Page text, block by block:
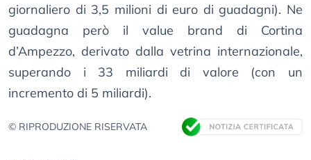
giornaliero di 3,5 milioni di euro di guadagni). Ne
guadagna però il value brand di Cortina
d’Ampezzo, derivato dalla vetrina internazionale,
superando i 33 miliardi di valore (con un
incremento di 5 miliardi).
© RIPRODUZIONE RISERVATA